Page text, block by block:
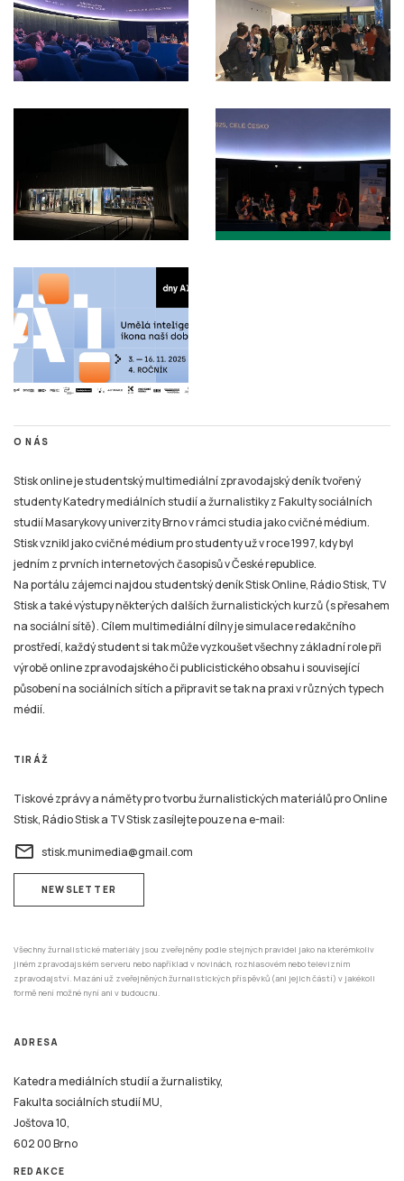
O NÁS
Stisk online je studentský multimediální zpravodajský deník tvořený
studenty Katedry mediálních studií a žurnalistiky z Fakulty sociálních
studií Masarykovy univerzity Brno v rámci studia jako cvičné médium.
Stisk vznikl jako cvičné médium pro studenty už v roce 1997, kdy byl
jedním z prvních internetových časopisů v České republice.
Na portálu zájemci najdou studentský deník Stisk Online, Rádio Stisk, TV
Stisk a také výstupy některých dalších žurnalistických kurzů (s přesahem
na sociální sítě). Cílem multimediální dílny je simulace redakčního
prostředí, každý student si tak může vyzkoušet všechny základní role při
výrobě online zpravodajského či publicistického obsahu i související
působení na sociálních sítích a připravit se tak na praxi v různých typech
médií.
TIRÁŽ
Tiskové zprávy a náměty pro tvorbu žurnalistických materiálů pro Online
Stisk, Rádio Stisk a TV Stisk zasílejte pouze na e-mail:
email stisk.munimedia@gmail.com
NEWSLETTER
Všechny žurnalistické materiály jsou zveřejněny podle stejných pravidel jako na kterémkoliv
jiném zpravodajském serveru nebo například v novinách, rozhlasovém nebo televizním
zpravodajství. Mazání už zveřejněných žurnalistických příspěvků (ani jejich částí) v jakékoli
formě není možné nyní ani v budoucnu.
ADRESA
Katedra mediálních studií a žurnalistiky,
Fakulta sociálních studií MU,
Joštova 10,
602 00 Brno
REDAKCE